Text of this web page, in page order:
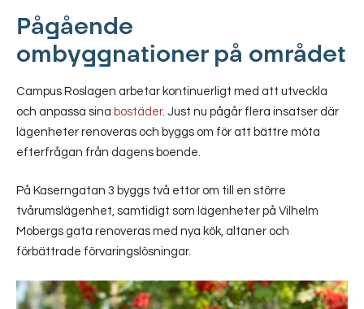
Pågående
ombyggnationer på området
Campus Roslagen arbetar kontinuerligt med att utveckla
och anpassa sina bostäder. Just nu pågår flera insatser där
lägenheter renoveras och byggs om för att bättre möta
efterfrågan från dagens boende.
På Kaserngatan 3 byggs två ettor om till en större
tvårumslägenhet, samtidigt som lägenheter på Vilhelm
Mobergs gata renoveras med nya kök, altaner och
förbättrade förvaringslösningar.